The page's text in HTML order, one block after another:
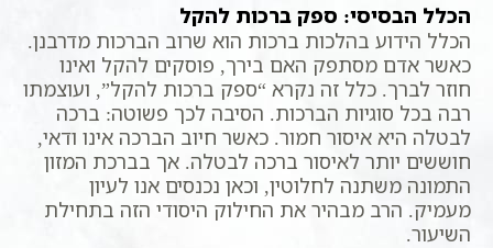
הכלל הבסיסי: ספק ברכות להקל
הכלל הידוע בהלכות ברכות הוא שרוב הברכות מדרבנן.
כאשר אדם מסתפק האם בירך, פוסקים להקל ואינו
חוזר לברך. כלל זה נקרא “ספק ברכות להקל”, ועוצמתו
רבה בכל סוגיות הברכות. הסיבה לכך פשוטה: ברכה
לבטלה היא איסור חמור. כאשר חיוב הברכה אינו ודאי,
חוששים יותר לאיסור ברכה לבטלה. אך בברכת המזון
התמונה משתנה לחלוטין, וכאן נכנסים אנו לעיון
מעמיק. הרב מבהיר את החילוק היסודי הזה בתחילת
השיעור.